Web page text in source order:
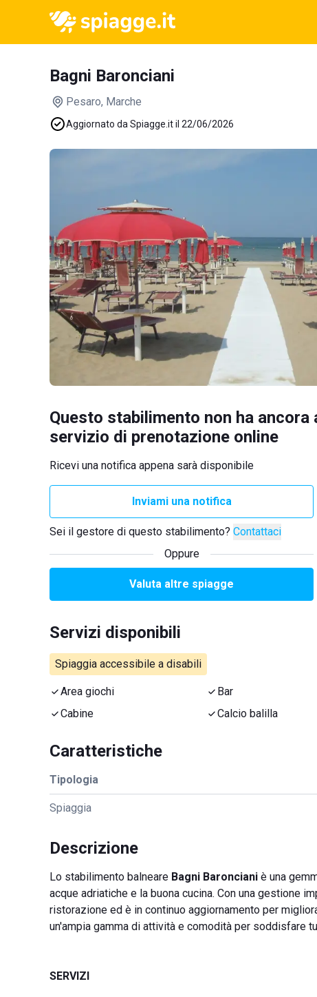
Bagni Baronciani
Pesaro, Marche
Aggiornato da Spiagge.it il 22/06/2026
Questo stabilimento non ha ancora
servizio di prenotazione online
Ricevi una notifica appena sarà disponibile
Inviami una notifica
Sei il gestore di questo stabilimento? Contattaci
Oppure
Valuta altre spiagge
Servizi disponibili
Spiaggia accessibile a disabili
Area giochi Bar
Cabine
Calcio balilla
Caratteristiche
Tipologia
Spiaggia
Descrizione
Lo stabilimento balneare Bagni Baronciani è una
acque adriatiche e la buona cucina. Con una gestione
ristorazione ed è in continuo aggiornamento per
un'ampia gamma di attività e comodità per soddisfare
SERVIZI